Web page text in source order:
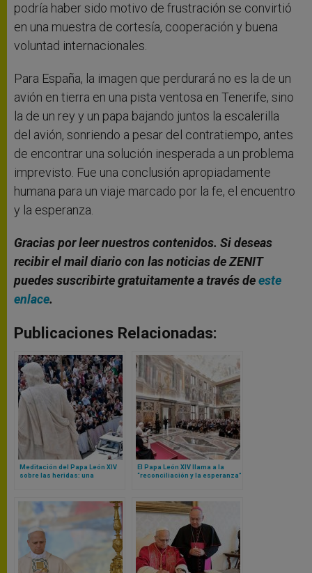
podría haber sido motivo de frustración se convirtió
en una muestra de cortesía, cooperación y buena
voluntad internacionales.
Para España, la imagen que perdurará no es la de un
avión en tierra en una pista ventosa en Tenerife, sino
la de un rey y un papa bajando juntos la escalerilla
del avión, sonriendo a pesar del contratiempo, antes
de encontrar una solución inesperada a un problema
imprevisto. Fue una conclusión apropiadamente
humana para un viaje marcado por la fe, el encuentro
y la esperanza.
Gracias por leer nuestros contenidos. Si deseas
recibir el mail diario con las noticias de ZENIT
puedes suscribirte gratuitamente a través deeste
enlace.
Publicaciones Relacionadas:
Meditación del Papa León XIV
sobre las heridas: una
El Papa León XIV llama a la
“reconciliación y la esperanza”